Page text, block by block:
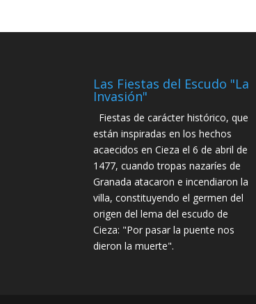
Las Fiestas del Escudo "La
Invasión"
Fiestas de carácter histórico, que
están inspiradas en los hechos
acaecidos en Cieza el 6 de abril de
1477, cuando tropas nazaríes de
Granada atacaron e incendiaron la
villa, constituyendo el germen del
origen del lema del escudo de
Cieza: "Por pasar la puente nos
dieron la muerte".